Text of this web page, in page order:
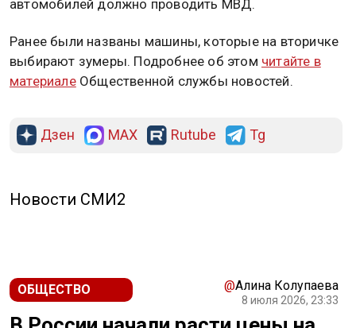
автомобилей должно проводить МВД.
Ранее были названы машины, которые на вторичке
выбирают зумеры. Подробнее об этом читайте в
материалеОбщественной службы новостей.
Дзен MAX Rutube Tg
Новости СМИ2
ОБЩЕСТВО @Алина Колупаева
8 июля 2026, 23:33